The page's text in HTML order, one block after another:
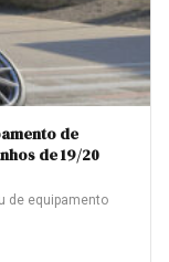
de
de 19/20
de equipamento